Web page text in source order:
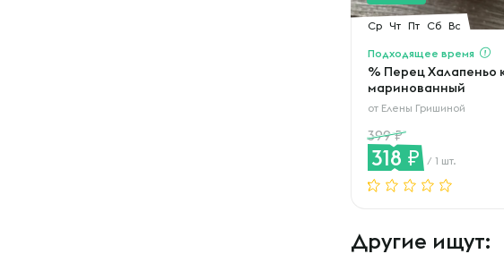
Ср Чт Пт Сб Вс
Подходящее время
% Перец Халапеньо
маринованный
от Елены Гришиной
399
318 / 1 шт.
Другие ищут: